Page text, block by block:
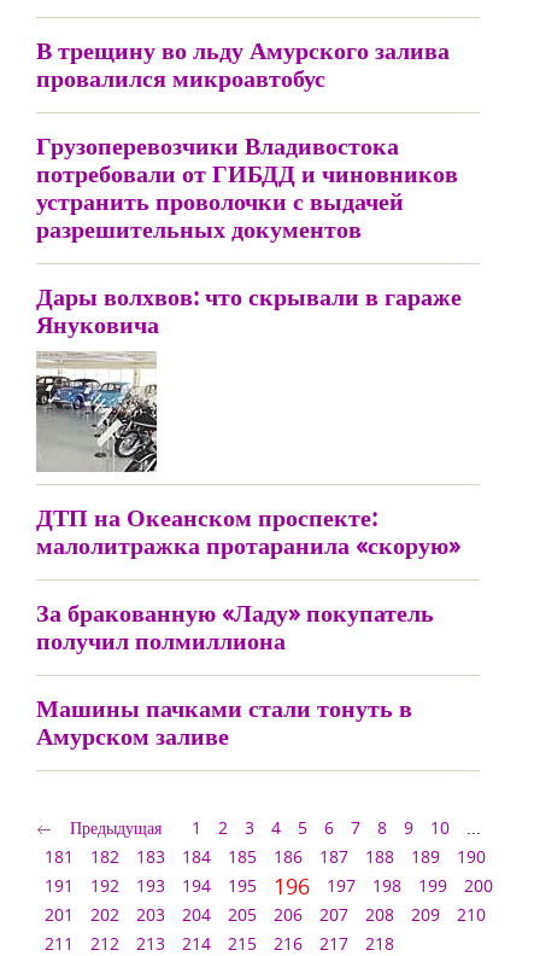
В трещину во льду Амурского залива
провалился микроавтобус
Грузоперевозчики Владивостока
потребовали от ГИБДД и чиновников
устранить проволочки с выдачей
разрешительных документов
Дары волхвов: что скрывали в гараже
Януковича
ДТП на Океанском проспекте:
малолитражка протаранила «скорую»
За бракованную «Ладу» покупатель
получил полмиллиона
Машины пачками стали тонуть в
Амурском заливе
Предыдущая 1 2 3 4 5 6 7 8 9 10
...
181
182 183 184 185 186 187 188 189
190
191
192 193 194 195 196 197 198 199
200
201
202 203 204 205 206 207 208 209
210
211
212 213 214 215 216 217
218